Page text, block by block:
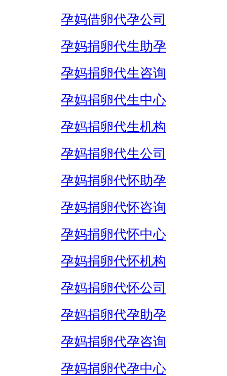
孕妈借卵代孕公司
孕妈捐卵代生助孕
孕妈捐卵代生咨询
孕妈捐卵代生中心
孕妈捐卵代生机构
孕妈捐卵代生公司
孕妈捐卵代怀助孕
孕妈捐卵代怀咨询
孕妈捐卵代怀中心
孕妈捐卵代怀机构
孕妈捐卵代怀公司
孕妈捐卵代孕助孕
孕妈捐卵代孕咨询
孕妈捐卵代孕中心